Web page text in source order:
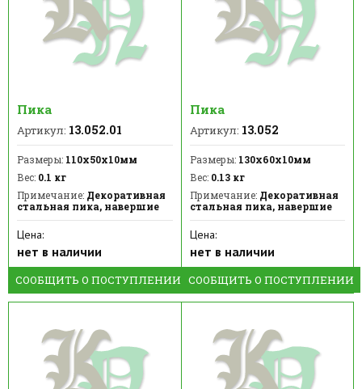
Пика
Артикул: 13.052.01
Размеры: 110х50х10мм
Вес: 0.1 кг
Примечание: Декоративная
стальная пика, навершие
Цена:
нет в наличии
СООБЩИТЬ О ПОСТУПЛЕНИИ
Пика
Артикул: 13.052
Размеры:130х60х10мм
Вес:0.13 кг
Примечание:Декоративная
стальная пика, навершие
Цена:
нет в наличии
СООБЩИТЬ О ПОСТУПЛЕНИИ